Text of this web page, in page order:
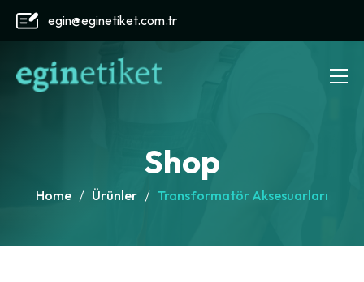
egin@eginetiket.com.tr
Shop
Home Ürünler Transformatör Aksesuarları